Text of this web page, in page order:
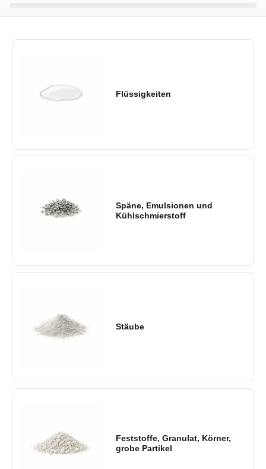
Flüssigkeiten
Späne, Emulsionen und
Kühlschmierstoff
Stäube
Feststoffe, Granulat, Körner,
grobe Partikel